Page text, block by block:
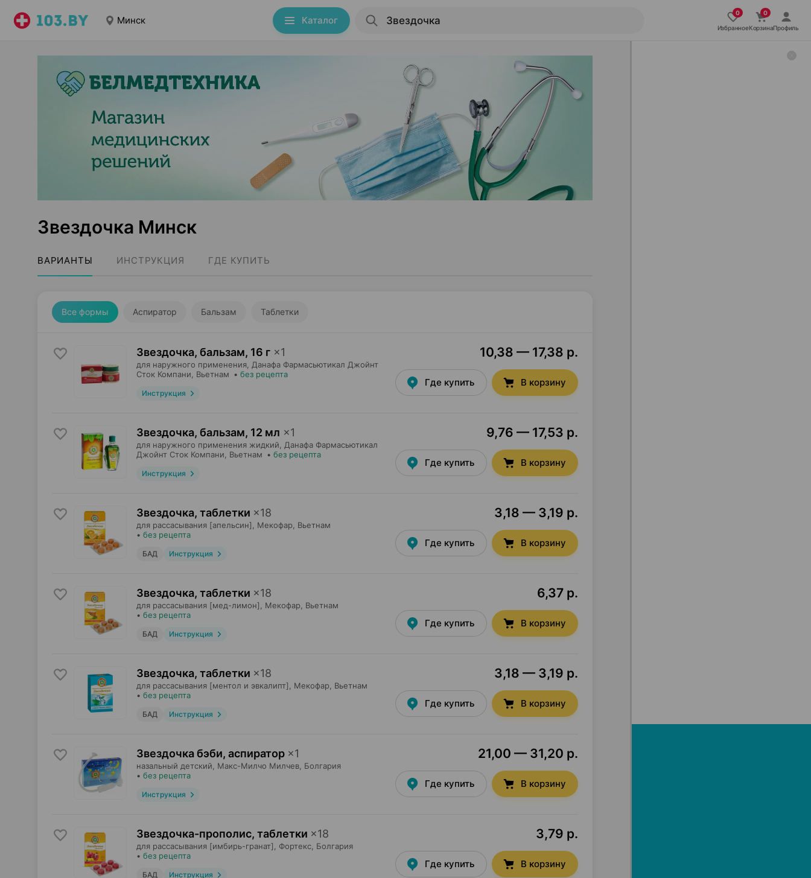
Минск Каталог
ИзбранноеКорзинаПрофиль
Звездочка Минск
ВАРИАНТЫ ИНСТРУКЦИЯ ГДЕ КУПИТЬ
Все формы Аспиратор Бальзам Таблетки
Звездочка, бальзам, 16 г ×1
для наружного применения, Данафа Фармасьютикал Джойнт
Сток Компани , Вьетнам • без рецепта
Инструкция
10,38 — 17,38 р.
Где купить В корзину
Звездочка, бальзам, 12 мл ×1
для наружного применения жидкий,
Данафа Фармасьютикал
Джойнт Сток Компани , Вьетнам • без рецепта
Инструкция
9,76 — 17,53 р.
Где купить В корзину
Звездочка, таблетки ×18
для рассасывания [апельсин], Мекофар , Вьетнам
• без рецепта
БАД Инструкция
3,18 — 3,19 р.
Где купить В корзину
Звездочка, таблетки ×18
для рассасывания [мед-лимон], Мекофар , Вьетнам
• без рецепта
БАД Инструкция
6,37 р.
Где купить В корзину
Звездочка, таблетки ×18
для рассасывания [ментол и эвкалипт], Мекофар , Вьетнам
• без рецепта
БАД Инструкция
3,18 — 3,19 р.
Где купить В корзину
Звездочка бэби, аспиратор ×1
назальный детский, Макс-Милчо Милчев , Болгария
• без рецепта
Инструкция
21,00 — 31,20 р.
Где купить В корзину
Звездочка-прополис, таблетки ×18
для рассасывания [имбирь-гранат], Фортекс , Болгария
• без рецепта
БАД Инструкция
3,79 р.
Где купить В корзину